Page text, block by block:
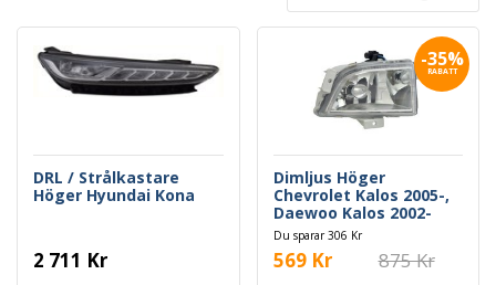
DRL / Strålkastare
Höger Hyundai Kona
2 711 Kr
-35%
RABATT
Dimljus Höger
Chevrolet Kalos 2005-,
Daewoo Kalos 2002-
Du sparar 306 Kr
569 Kr 875 Kr